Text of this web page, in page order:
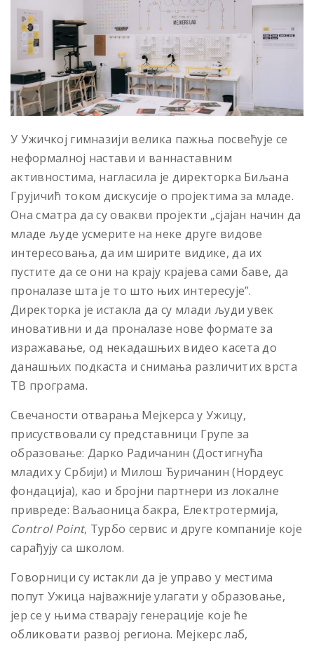
У Ужичкој гимназији велика пажња посвећује се
неформалној настави и ваннаставним
активностима, нагласила је директорка Биљана
Грујичић током дискусије о пројектима за младе.
Она сматра да су овакви пројекти „сјајан начин да
младе људе усмерите на неке друге видове
интересовања, да им ширите видике, да их
пустите да се они на крају крајева сами баве, да
проналазе шта је то што њих интересује”.
Директорка је истакла да су млади људи увек
иновативни и да проналазе нове формате за
изражавање, од некадашњих видео касета до
данашњих подкаста и снимања различитих врста
ТВ програма.
Свечаности отварања Мејкерса у Ужицу,
присуствовали су представници Групе за
образовање: Дарко Радичанин (Достигнућа
младих у Србији) и Милош Ђуричанин (Нордеус
фондација), као и бројни партнери из локалне
привреде: Ваљаоница бакра, Електротермија,
Control Point, Турбо сервис и друге компаније које
сарађују са школом.
Говорници су истакли да је управо у местима
попут Ужица најважније улагати у образовање,
јер се у њима стварају генерације које ће
обликовати развој региона. Мејкерс лаб,